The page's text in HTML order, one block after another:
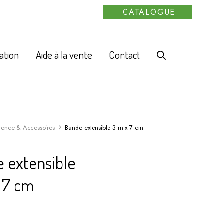
CATALOGUE
Aide à la vente Contact
& Accessoires Bande extensible 3 m x 7 cm
extensible
cm